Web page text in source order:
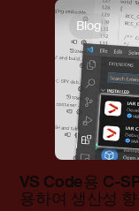
Blog
VS Code용 C-
용하여 생산성